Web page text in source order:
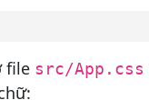
file src/App.css